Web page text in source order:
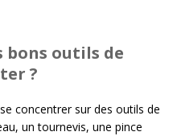
bons outils de
?
concentrer sur des outils de
un tournevis, une pince